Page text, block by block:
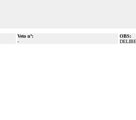
Veto nº:
-
OBS: